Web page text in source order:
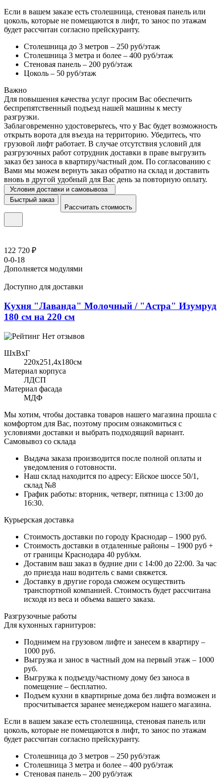
Если в вашем заказе есть столешница, стеновая панель или
цоколь, которые не помещаются в лифт, то занос по этажам
будет рассчитан согласно прейскуранту.
Столешница до 3 метров – 250 руб/этаж
Столешница 3 метра и более – 400 руб/этаж
Стеновая панель – 200 руб/этаж
Цоколь – 50 руб/этаж
Важно
Для повышения качества услуг просим Вас обеспечить
беспрепятственный подъезд нашей машины к месту
разгрузки.
Заблаговременно удостоверьтесь, что у Вас будет возможность
открыть ворота для въезда на территорию. Убедитесь, что
грузовой лифт работает. В случае отсутствия условий для
разгрузочных работ сотрудник доставки в праве выгрузить
заказ без заноса в квартиру/частный дом. По согласованию с
Вами мы можем вернуть заказ обратно на склад и доставить
вновь в другой удобный для Вас день за повторную оплату.
Условия доставки и самовывоза
Быстрый заказ
Рассчитать стоимость
122 720 ₽
0-0-18
Дополняется модулями
Доступно для доставки
Кухня "Лаванда" Молочный / "Астра" Изумруд
180 см на 220 см
Нет отзывов
ШхВхГ
220x251,4х180см
Материал корпуса
ЛДСП
Материал фасада
МДФ
Мы хотим, чтобы доставка товаров нашего магазина прошла с
комфортом для Вас, поэтому просим ознакомиться с
условиями доставки и выбрать подходящий вариант.
Самовывоз со склада
Выдача заказа производится после полной оплаты и
уведомления о готовности.
Наш склад находится по адресу: Ейское шоссе 50/1,
склад №8
График работы: вторник, четверг, пятница с 13:00 до
16:30.
Курьерская доставка
Стоимость доставки по городу Краснодар – 1900 руб.
Стоимость доставки в отдаленные районы – 1900 руб +
от границы Краснодара 40 руб/км.
Доставим ваш заказ в будние дни с 14:00 до 22:00. За час
до приезда наш водитель с вами свяжется.
Доставку в другие города сможем осуществить
транспортной компанией. Стоимость будет рассчитана
исходя из веса и объема вашего заказа.
Разгрузочные работы
Для кухонных гарнитуров:
Поднимем на грузовом лифте и занесем в квартиру –
1000 руб.
Выгрузка и занос в частный дом на первый этаж – 1000
руб.
Выгрузка к подъезду/частному дому без заноса в
помещение – бесплатно.
Подъем кухни в квартирные дома без лифта возможен и
просчитывается заранее менеджером нашего магазина.
Если в вашем заказе есть столешница, стеновая панель или
цоколь, которые не помещаются в лифт, то занос по этажам
будет рассчитан согласно прейскуранту.
Столешница до 3 метров – 250 руб/этаж
Столешница 3 метра и более – 400 руб/этаж
Стеновая панель – 200 руб/этаж